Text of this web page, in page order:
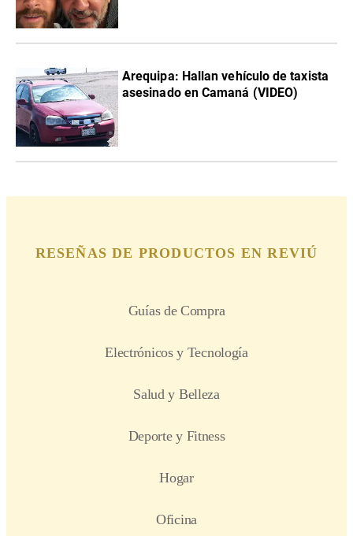
Arequipa: Hallan vehículo de taxista
asesinado en Camaná (VIDEO)